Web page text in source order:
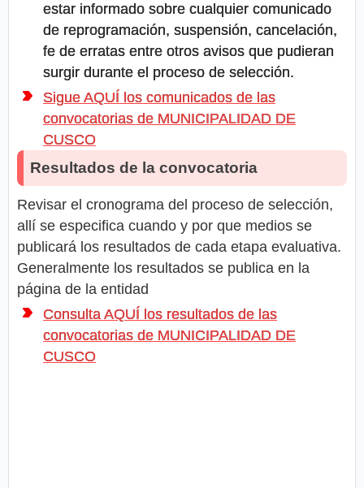
estar informado sobre cualquier comunicado
de reprogramación, suspensión, cancelación,
fe de erratas entre otros avisos que pudieran
surgir durante el proceso de selección.
Sigue AQUÍ los comunicados de las
convocatorias de MUNICIPALIDAD DE
CUSCO
Resultados de la convocatoria
Revisar el cronograma del proceso de selección,
allí se especifica cuando y por que medios se
publicará los resultados de cada etapa evaluativa.
Generalmente los resultados se publica en la
página de la entidad
Consulta AQUÍ los resultados de las
convocatorias de MUNICIPALIDAD DE
CUSCO